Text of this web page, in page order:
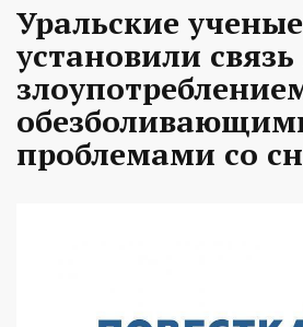
Уральские ученые
установили
проблемами со